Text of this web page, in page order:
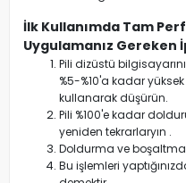
İlk Kullanımda Tam
Uygulamanız Gereken
Pili dizüstü
%5-%10'a kadar
kullanarak düşürün.
Pili %100'e kadar
yeniden tekrarlaryın .
Doldurma ve
Bu işlemleri